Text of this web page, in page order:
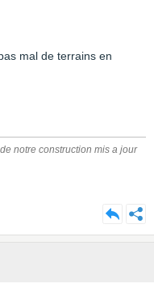
mal de terrains en
notre construction mis a jour